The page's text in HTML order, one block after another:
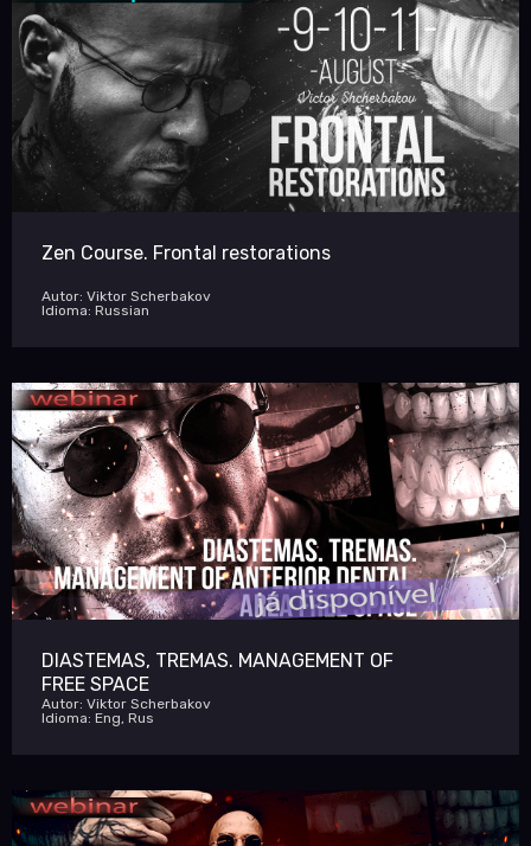
Zen Course. Frontal restorations
Autor: Viktor Scherbakov
Idioma: Russian
DIASTEMAS, TREMAS. MANAGEMENT OF
FREE SPACE
Autor: Viktor Scherbakov
Idioma: Eng, Rus